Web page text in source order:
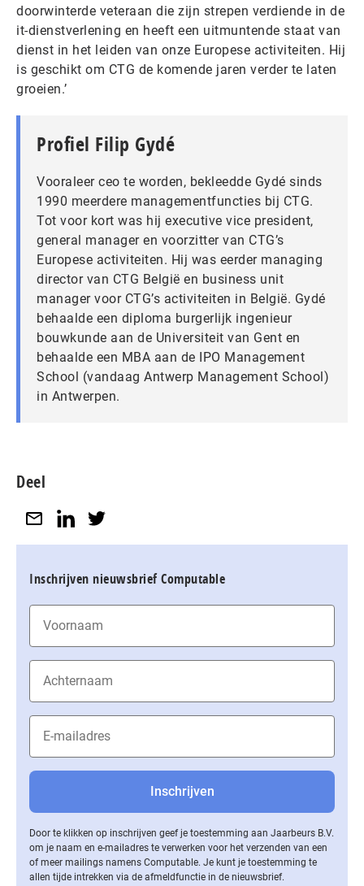
doorwinterde veteraan die zijn strepen verdiende in de
it-dienstverlening en heeft een uitmuntende staat van
dienst in het leiden van onze Europese activiteiten. Hij
is geschikt om CTG de komende jaren verder te laten
groeien.’
Profiel Filip Gydé
Vooraleer ceo te worden, bekleedde Gydé sinds
1990 meerdere managementfuncties bij CTG.
Tot voor kort was hij executive vice president,
general manager en voorzitter van CTG’s
Europese activiteiten. Hij was eerder managing
director van CTG België en business unit
manager voor CTG’s activiteiten in België. Gydé
behaalde een diploma burgerlijk ingenieur
bouwkunde aan de Universiteit van Gent en
behaalde een MBA aan de IPO Management
School (vandaag Antwerp Management School)
in Antwerpen.
Deel
Inschrijven nieuwsbrief Computable
Door te klikken op inschrijven geef je toestemming aan Jaarbeurs B.V.
om je naam en e-mailadres te verwerken voor het verzenden van een
of meer mailings namens Computable. Je kunt je toestemming te
allen tijde intrekken via de af­meld­func­tie in de nieuwsbrief.